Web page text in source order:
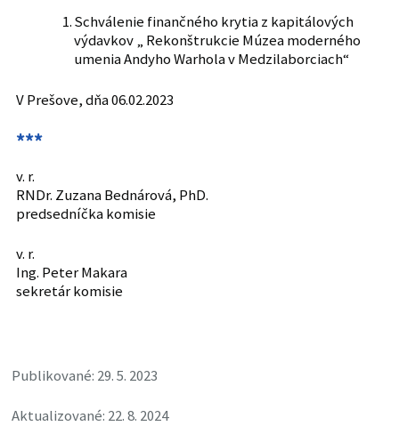
Schválenie finančného krytia z kapitálových
výdavkov „ Rekonštrukcie Múzea moderného
umenia Andyho Warhola v Medzilaborciach“
V Prešove, dňa 06.02.2023
***
v. r.
RNDr. Zuzana Bednárová, PhD.
predsedníčka komisie
v. r.
Ing. Peter Makara
sekretár komisie
Publikované: 29. 5. 2023
Aktualizované: 22. 8. 2024